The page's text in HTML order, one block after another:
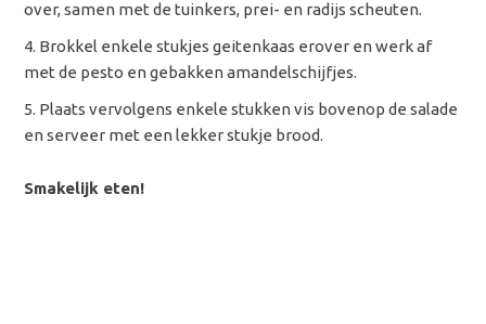
over, samen met de tuinkers, prei- en radijs scheuten.
Brokkel enkele stukjes geitenkaas erover en werk af
met de pesto en gebakken amandelschijfjes.
Plaats vervolgens enkele stukken vis bovenop de salade
en serveer met een lekker stukje brood.
Smakelijk eten!